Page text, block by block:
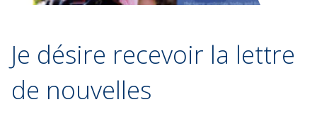
Je désire recevoir la lettre
de nouvelles